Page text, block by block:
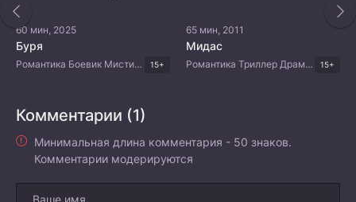
60 мин, 2025
Буря
Романтика Боевик Мистика Триллер Дорамы 2025 15+
65 мин, 2011
Мидас
Романтика Триллер Драма Корейские дорамы 15+
Комментарии (1)
Минимальная длина комментария - 50 знаков.
Комментарии модерируются